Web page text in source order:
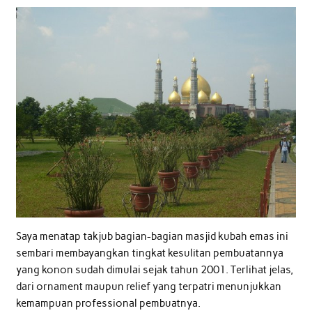
Saya menatap takjub bagian-bagian masjid kubah emas ini
sembari membayangkan tingkat kesulitan pembuatannya
yang konon sudah dimulai sejak tahun 2001. Terlihat jelas,
dari ornament maupun relief yang terpatri menunjukkan
kemampuan professional pembuatnya.